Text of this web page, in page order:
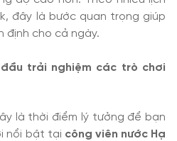
đây là bước quan trọng giúp
định cho cả ngày.
đầu trải nghiệm các trò chơi
là thời điểm lý tưởng để bạn
nổi bật tại công viên nước Hạ